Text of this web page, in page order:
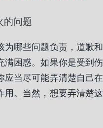
的问题
为哪些问题负责，道歉和
满困惑。如果你是受到伤
应当尽可能弄清楚自己在
用。当然，想要弄清楚这